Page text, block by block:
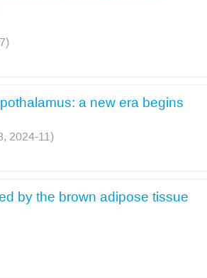
a new era begins
2024-11)
by the brown adipose tissue